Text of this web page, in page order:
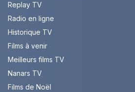
Replay TV
Radio en ligne
Historique TV
Films à venir
Meilleurs films TV
Nanars TV
Films de Noël